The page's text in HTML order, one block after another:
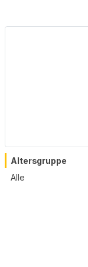
Altersgruppe
Alle